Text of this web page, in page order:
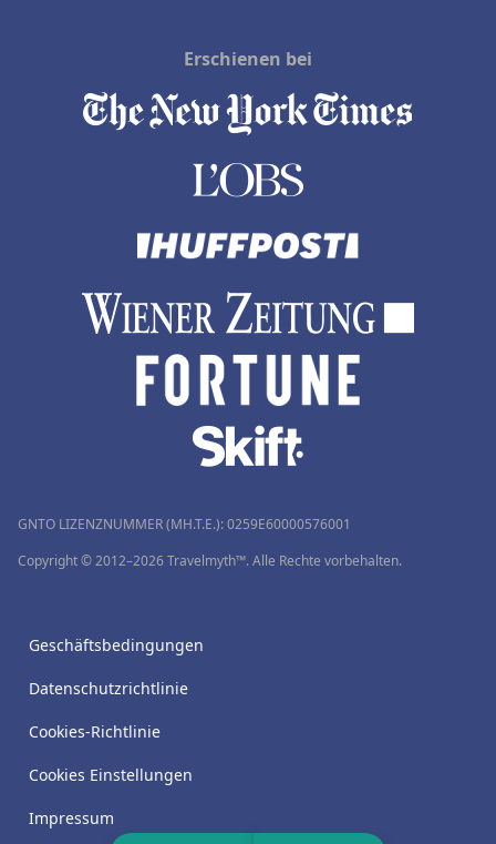
Erschienen bei
GNTO LIZENZNUMMER (MH.T.E.): 0259Ε60000576001
Copyright © 2012–2026 Travelmyth™. Alle Rechte vorbehalten.
Geschäftsbedingungen
Datenschutzrichtlinie
Cookies-Richtlinie
Cookies Einstellungen
Impressum